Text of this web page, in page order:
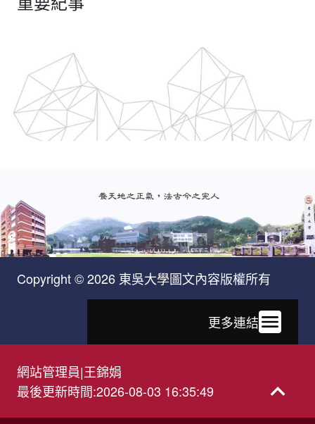
Copyright © 2026 東吳大學圖文內容版權所有
更多連結
網站管理員|王錦娟
最後更新時間:2026-08-03 16:35:49